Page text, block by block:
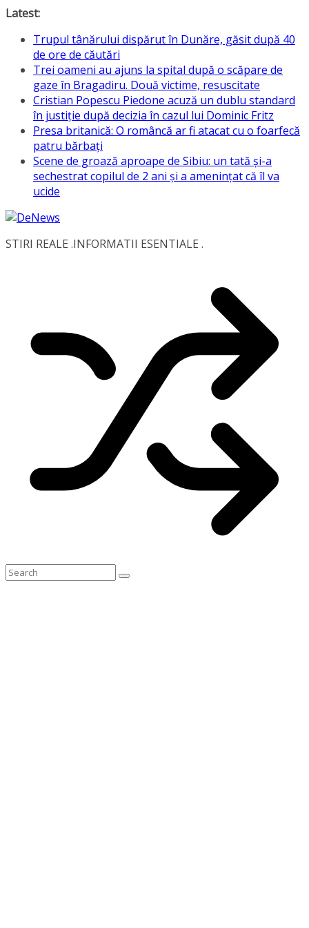
Skip
content
Latest:
Trupul tânărului dispărut în Dunăre, găsit după 40
de ore de căutări
Trei oameni au ajuns la spital după o scăpare de
gaze în Bragadiru. Două victime, resuscitate
Cristian Popescu Piedone acuză un dublu standard
în justiție după decizia în cazul lui Dominic Fritz
Presa britanică: O româncă ar fi atacat cu o foarfecă
patru bărbați
Scene de groază aproape de Sibiu: un tată și-a
sechestrat copilul de 2 ani și a amenințat că îl va
ucide
STIRI REALE .INFORMATII ESENTIALE .